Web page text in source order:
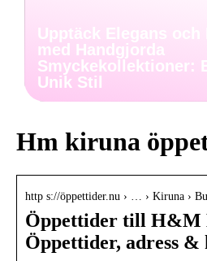
Upptäck Elegans och
med Handgjorda
Smyckekollektioner:
Unik Stil
Hm kiruna
http s://öppettider.nu › … › Kiruna ›
Öppettider till H&M
Öppettider, adress &